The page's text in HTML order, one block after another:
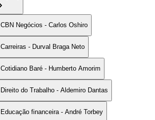
CBN Negócios - Carlos Oshiro
Carreiras - Durval Braga Neto
Cotidiano Baré - Humberto Amorim
Direito do Trabalho - Aldemiro Dantas
Educação financeira - André Torbey